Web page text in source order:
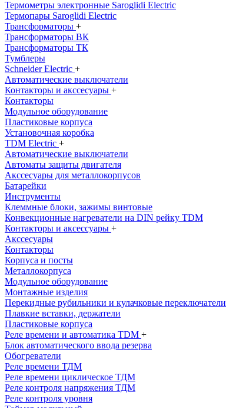
Термометры электронные Saroglidi Electric
Термопары Saroglidi Electric
Трансформаторы +
Трансформаторы ВК
Трансформаторы ТК
Тумблеры
Schneider Electric +
Автоматические выключатели
Контакторы и акссесуары +
Контакторы
Модульное оборудование
Пластиковые корпуса
Установочная коробка
TDM Electric +
Автоматические выключатели
Автоматы защиты двигателя
Акссесуары для металлокорпусов
Батарейки
Инструменты
Клеммные блоки, зажимы винтовые
Конвекционные нагреватели на DIN рейку TDM
Контакторы и аксессуары +
Акссесуары
Контакторы
Корпуса и посты
Металлокорпуса
Модульное оборудование
Монтажные изделия
Перекидные рубильники и кулачковые переключатели
Плавкие вставки, держатели
Пластиковые корпуса
Реле времени и автоматика TDM +
Блок автоматического ввода резерва
Обогреватели
Реле времени ТДМ
Реле времени циклическое ТДМ
Реле контроля напряжения ТДМ
Реле контроля уровня